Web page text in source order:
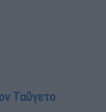
Ταΰγετο